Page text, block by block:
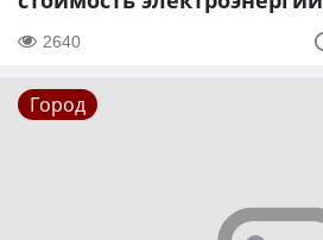
2640
Город